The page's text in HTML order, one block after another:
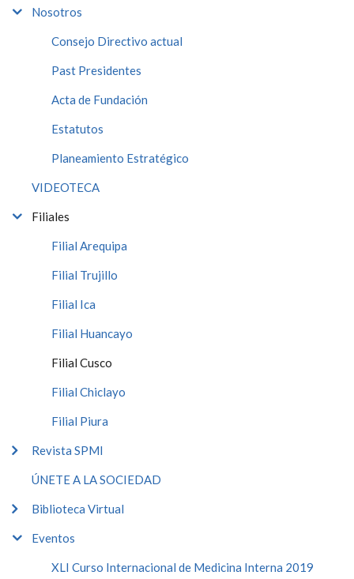
Nosotros
Consejo Directivo actual
Past Presidentes
Acta de Fundación
Estatutos
Planeamiento Estratégico
VIDEOTECA
Filiales
Filial Arequipa
Filial Trujillo
Filial Ica
Filial Huancayo
Filial Cusco
Filial Chiclayo
Filial Piura
Revista SPMI
ÚNETE A LA SOCIEDAD
Biblioteca Virtual
Eventos
XLI Curso Internacional de Medicina Interna 2019